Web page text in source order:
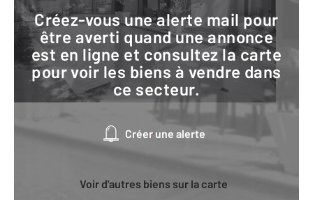
Créez-vous une alerte mail pour
être averti quand une annonce
est en ligne et consultez la carte
pour voir les biens à vendre dans
ce secteur.
Créer une alerte
Voir d'autres biens sur la carte